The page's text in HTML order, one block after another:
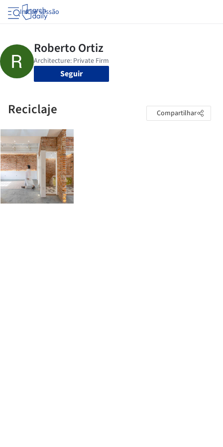
Iniciar sessão
Seguir
Reciclaje Compartilhar